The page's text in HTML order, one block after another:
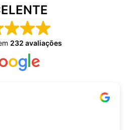
232 avaliações